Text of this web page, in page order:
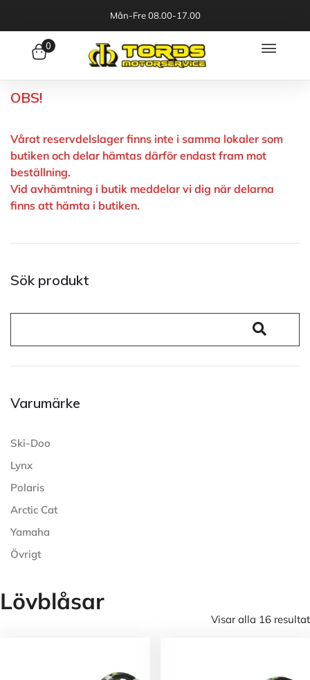
Mån-Fre 08.00-17.00
0
OBS!
Vårat reservdelslager finns inte i samma lokaler som
butiken och delar hämtas därför endast fram mot
beställning.
Vid avhämtning i butik meddelar vi dig när delarna
finns att hämta i butiken.
Sök produkt
Varumärke
Ski-Doo
Lynx
Polaris
Arctic Cat
Yamaha
Övrigt
Lövblåsar
Visar alla 16 resultat